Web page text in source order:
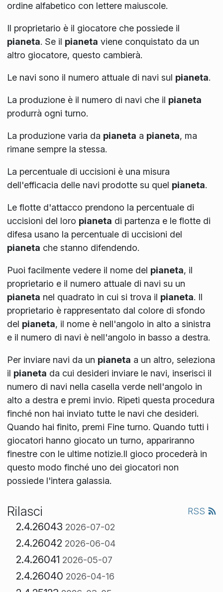
ordine alfabetico con lettere maiuscole.
Il proprietario è il giocatore che possiede il
pianeta. Se il pianeta viene conquistato da un
altro giocatore, questo cambierà.
Le navi sono il numero attuale di navi sul pianeta.
La produzione è il numero di navi che il pianeta
produrrà ogni turno.
La produzione varia da pianeta a pianeta, ma
rimane sempre la stessa.
La percentuale di uccisioni è una misura
dell'efficacia delle navi prodotte su quel pianeta.
Le flotte d'attacco prendono la percentuale di
uccisioni del loro pianeta di partenza e le flotte di
difesa usano la percentuale di uccisioni del
pianeta che stanno difendendo.
Puoi facilmente vedere il nome del pianeta, il
proprietario e il numero attuale di navi su un
pianeta nel quadrato in cui si trova il pianeta. Il
proprietario è rappresentato dal colore di sfondo
del pianeta, il nome è nell'angolo in alto a sinistra
e il numero di navi è nell'angolo in basso a destra.
Per inviare navi da un pianeta a un altro, seleziona
il pianeta da cui desideri inviare le navi, inserisci il
numero di navi nella casella verde nell'angolo in
alto a destra e premi invio. Ripeti questa procedura
finché non hai inviato tutte le navi che desideri.
Quando hai finito, premi Fine turno. Quando tutti i
giocatori hanno giocato un turno, appariranno
finestre con le ultime notizie.Il gioco procederà in
questo modo finché uno dei giocatori non
possiede l'intera galassia.
Rilasci RSS
2.4.26043 2026-07-02
2.4.26042 2026-06-04
2.4.26041 2026-05-07
2.4.26040 2026-04-16